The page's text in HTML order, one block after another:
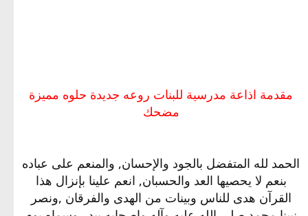
مقدمة اذاعة مدرسية للبنات روعه جديدة حلوه مميزة
مضحك
الحمد لله المتفضل بالجود والإحسان, والمنعم على عباده
بنعم لا يحصيها العد والحسبان, انعم علينا بإنزال هذا
القرآن هدى للناس وبينات من الهدى والفرقان ,ونصر